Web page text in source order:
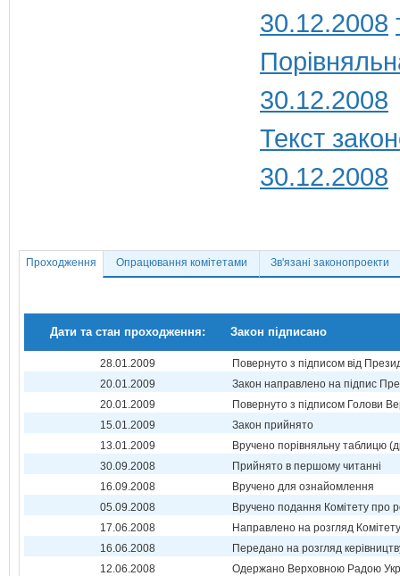
30.12.2008
30.12.2008
Текст
30.12.2008
Проходження Опрацювання комітетами Зв'язані законопроекти
Дати та стан проходження: Закон підписано
28.01.2009
Повернуто з підписом від
20.01.2009
Закон направлено на підпис
20.01.2009
Повернуто з підписом Голови
15.01.2009
Закон прийнято
13.01.2009
Вручено порівняльну таблицю
30.09.2008
Прийнято в першому читанні
16.09.2008
Вручено для ознайомлення
05.09.2008
Вручено подання Комітету про
17.06.2008
Направлено на розгляд Комітету
16.06.2008
Передано на розгляд
12.06.2008
Одержано Верховною Радою